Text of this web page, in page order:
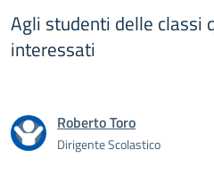
Agli studenti delle classi
interessati
Roberto Toro
Dirigente Scolastico